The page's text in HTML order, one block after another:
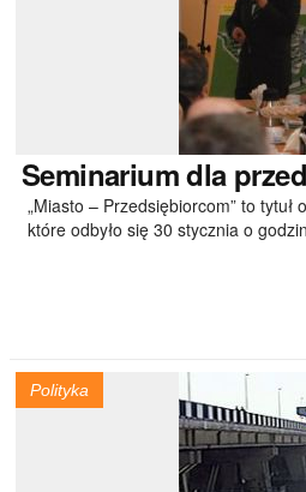
Seminariumdla
„Miasto – Przedsiębiorcom” to tytuł
które odbyło się 30 stycznia o
Polityka